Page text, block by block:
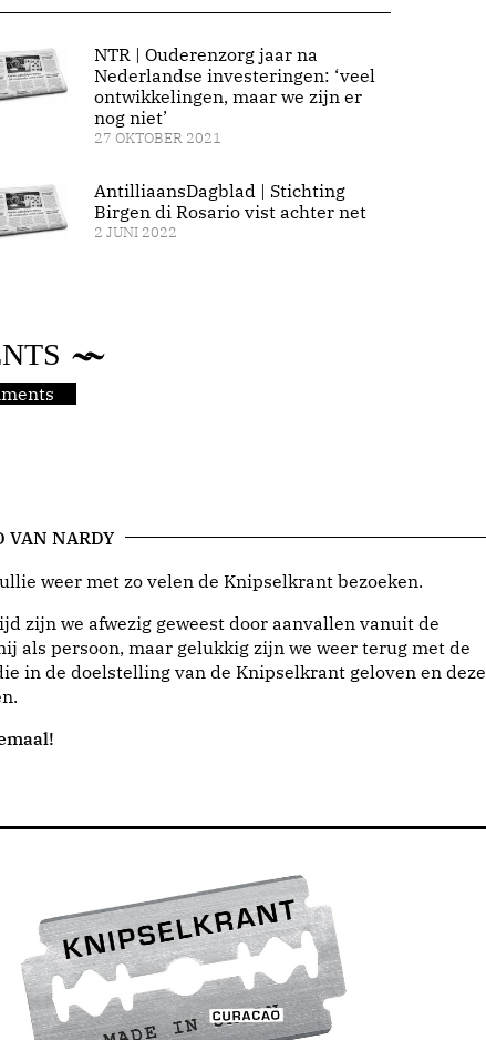
NTR | Ouderenzorg jaar na
Nederlandse investeringen: ‘veel
ontwikkelingen, maar we zijn er
nog niet’
27 OKTOBER 2021
AntilliaansDagblad | Stichting
Birgen di Rosario vist achter net
2 JUNI 2022
VAN NARDY
weer met zo velen de Knipselkrant bezoeken.
zijn we afwezig geweest door aanvallen vanuit de
als persoon, maar gelukkig zijn we weer terug met de
in de doelstelling van de Knipselkrant geloven en deze